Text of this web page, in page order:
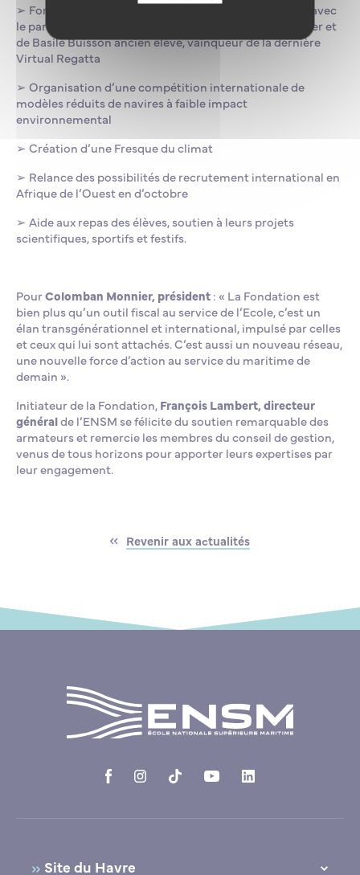
➢ Forte présence dans la Transat Jacques Vabre 2023 avec
le parrainage de François Champion, professeur skipper et
de Basile Buisson ancien élève, vainqueur de la dernière
Virtual Regatta
➢Organisation d’une compétition internationale de
modèles réduits de navires à faible impact
environnemental
➢ Création d’une Fresque du climat
➢ Relance des possibilités de recrutement international en
Afrique de l’Ouest en d’octobre
➢Aide aux repas des élèves, soutien à leurs projets
scientifiques, sportifs et festifs.
PourColomban Monnier, président: « La Fondation est
bien plus qu’un outil fiscal au service de l’Ecole, c’est un
élan transgénérationnel et international, impulsé par celles
et ceux qui lui sont attachés. C’est aussi un nouveau réseau,
une nouvelle force d’action au service du maritime de
demain ».
Initiateur de la Fondation,François Lambert, directeur
généralde l’ENSM se félicite du soutien remarquable des
armateurs et remercie les membres du conseil de gestion,
venus de tous horizons pour apporter leurs expertises par
leur engagement.
Revenir aux actualités
Site du Havre